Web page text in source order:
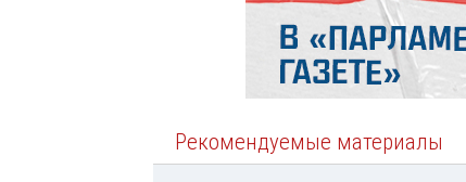
Рекомендуемые материалы